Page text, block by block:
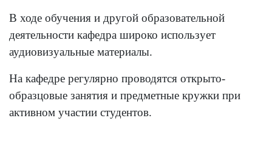
В ходе обучения и другой образовательной
деятельности кафедра широко использует
аудиовизуальные материалы.
На кафедре регулярно проводятся открыто-
образцовые занятия и предметные кружки при
активном участии студентов.